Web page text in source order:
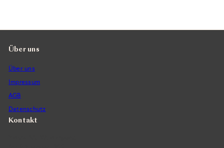
Über uns
Über uns
Impressum
AGB
Datenschutz
Kontakt